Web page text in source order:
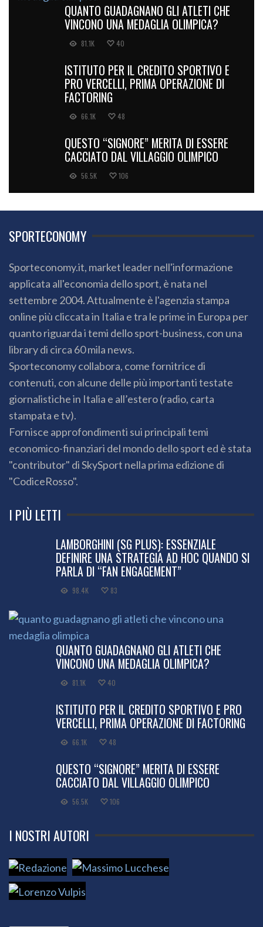
QUANTO GUADAGNANO GLI ATLETI CHE
VINCONO UNA MEDAGLIA OLIMPICA?
81.1K 40
ISTITUTO PER IL CREDITO SPORTIVO E
PRO VERCELLI, PRIMA OPERAZIONE DI
FACTORING
66.1K 48
QUESTO “SIGNORE” MERITA DI ESSERE
CACCIATO DAL VILLAGGIO OLIMPICO
56.5K 106
SPORTECONOMY
Sporteconomy.it, market leader nell'informazione
applicata all'economia dello sport, è nata nel
settembre 2004. Attualmente è l'agenzia stampa
online più cliccata in Italia e tra le prime in Europa per
quanto riguarda i temi dello sport-business, con una
library di circa 60 mila news.
Sporteconomy collabora, come fornitrice di
contenuti, con alcune delle più importanti testate
giornalistiche in Italia e all’estero (radio, carta
stampata e tv).
Fornisce approfondimenti sui principali temi
economico-finanziari del mondo dello sport ed è stata
"contributor" di SkySport nella prima edizione di
"CodiceRosso".
I PIÙ LETTI
LAMBORGHINI (SG PLUS): ESSENZIALE
DEFINIRE UNA STRATEGIA AD HOC QUANDO SI
PARLA DI “FAN ENGAGEMENT”
98.4K 83
QUANTO GUADAGNANO GLI ATLETI CHE
VINCONO UNA MEDAGLIA OLIMPICA?
81.1K 40
ISTITUTO PER IL CREDITO SPORTIVO E PRO
VERCELLI, PRIMA OPERAZIONE DI FACTORING
66.1K 48
QUESTO “SIGNORE” MERITA DI ESSERE
CACCIATO DAL VILLAGGIO OLIMPICO
56.5K 106
I NOSTRI AUTORI